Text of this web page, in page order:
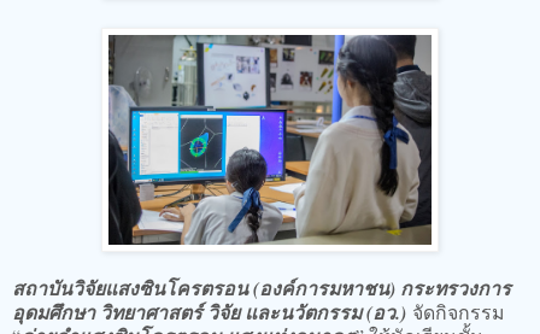
สถาบันวิจัยแสงซินโครตรอน (องค์การมหาชน) กระทรวงการ
อุดมศึกษา วิทยาศาสตร์ วิจัย และนวัตกรรม (อว.) จัดกิจกรรม